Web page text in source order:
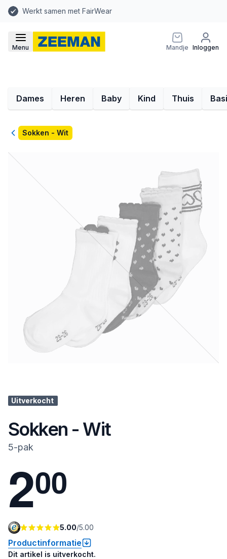
Werkt samen met FairWear
Menu Mandje Inloggen
Dames Heren Baby Kind Thuis
TerugSokken - Wit
Uitverkocht
Sokken - Wit
5-pak
200
5.00/5.00
Productinformatie
Dit artikel is uitverkocht.